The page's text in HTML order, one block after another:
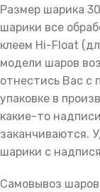
Размер шарика
шарики все
клеем Hi-Float
модели шаров
отнестись Вас с
упаковке в
какие-то
заканчиваются.
шарики с
Самовывоз